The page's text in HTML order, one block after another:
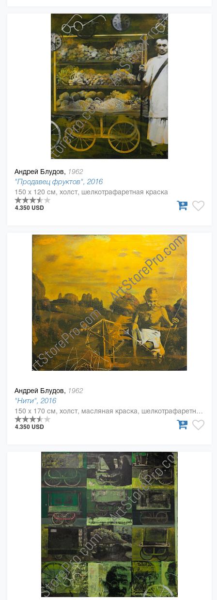
Андрей Блудов, 1962
"Продавец фруктов", 2016
150 x 120 см, холст, шелкотрафаретная краска
4.350 USD
Андрей Блудов, 1962
"Нити", 2016
150 x 170 см, холст, масляная краска, шелкотрафаретная краска
4.350 USD